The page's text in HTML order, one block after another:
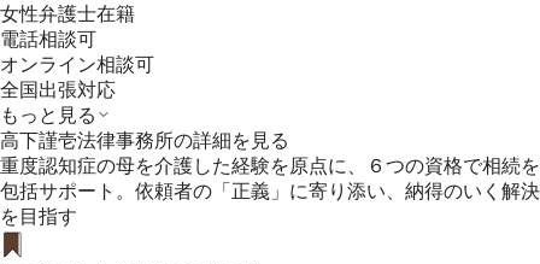
女性弁護士在籍
電話相談可
オンライン相談可
全国出張対応
もっと見る
高下謹壱法律事務所の詳細を見る
重度認知症の母を介護した経験を原点に、６つの資格で相続を
包括サポート。依頼者の「正義」に寄り添い、納得のいく解決
を目指す